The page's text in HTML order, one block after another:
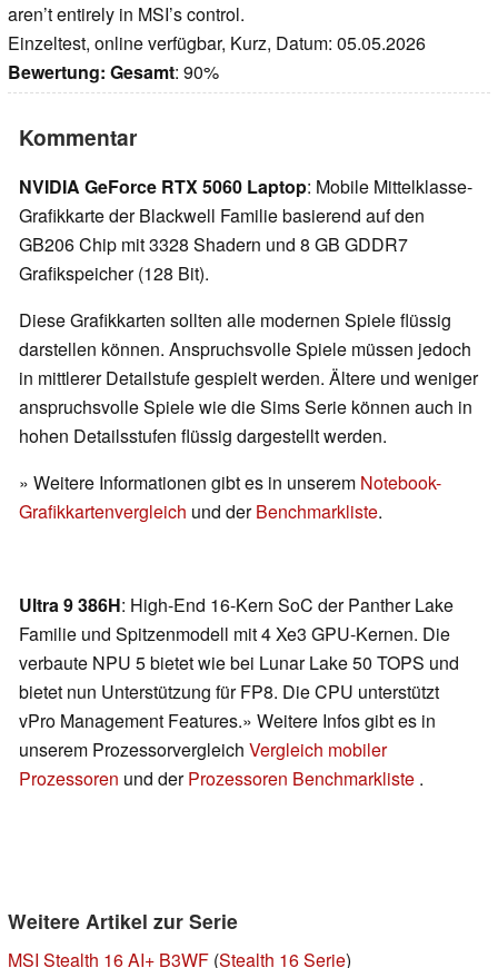
aren’t entirely in MSI’s control.
Einzeltest, online verfügbar, Kurz, Datum: 05.05.2026
Bewertung: Gesamt: 90%
Kommentar
NVIDIA GeForce RTX 5060 Laptop: Mobile Mittelklasse-
Grafikkarte der Blackwell Familie basierend auf den
GB206 Chip mit 3328 Shadern und 8 GB GDDR7
Grafikspeicher (128 Bit).
Diese Grafikkarten sollten alle modernen Spiele flüssig
darstellen können. Anspruchsvolle Spiele müssen jedoch
in mittlerer Detailstufe gespielt werden. Ältere und weniger
anspruchsvolle Spiele wie die Sims Serie können auch in
hohen Detailsstufen flüssig dargestellt werden.
» Weitere Informationen gibt es in unserem Notebook-
Grafikkartenvergleich und derBenchmarkliste.
Ultra 9 386H: High-End 16-Kern SoC der Panther Lake
Familie und Spitzenmodell mit 4 Xe3 GPU-Kernen. Die
verbaute NPU 5 bietet wie bei Lunar Lake 50 TOPS und
bietet nun Unterstützung für FP8. Die CPU unterstützt
vPro Management Features.» Weitere Infos gibt es in
unserem Prozessorvergleich Vergleich mobiler
Prozessoren und derProzessoren Benchmarkliste .
Weitere Artikel zur Serie
MSI Stealth 16 AI+ B3WF (Stealth 16 Serie)